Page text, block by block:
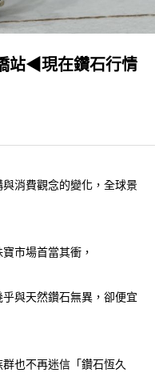
站◀現在鑽石行情
消費觀念的變化，全球景
市場首當其衝，
與天然鑽石無異，卻便宜
也不再迷信「鑽石恆久